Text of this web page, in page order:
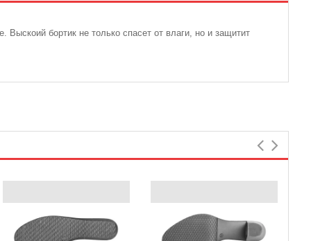
бортик не только спасет от влаги, но и защитит